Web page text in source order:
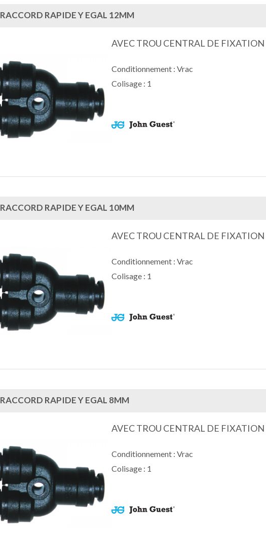
RACCORD RAPIDE Y EGAL 12MM
AVEC TROU CENTRAL DE FIXATION
Conditionnement : Vrac
Colisage : 1
RACCORD RAPIDE Y EGAL 10MM
AVEC TROU CENTRAL DE FIXATION
Conditionnement : Vrac
Colisage : 1
RACCORD RAPIDE Y EGAL 8MM
AVEC TROU CENTRAL DE FIXATION
Conditionnement : Vrac
Colisage : 1